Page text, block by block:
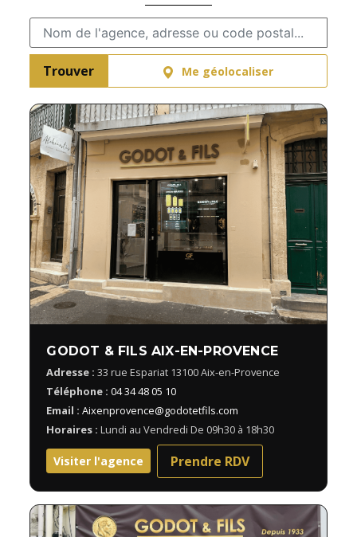
Trouver Me géolocaliser
GODOT & FILS AIX-EN-PROVENCE
Adresse : 33 rue Espariat 13100 Aix-en-Provence
Téléphone : 04 34 48 05 10
Email : Aixenprovence@godotetfils.com
Horaires : Lundi au Vendredi De 09h30 à 18h30
Visiter l'agence Prendre RDV